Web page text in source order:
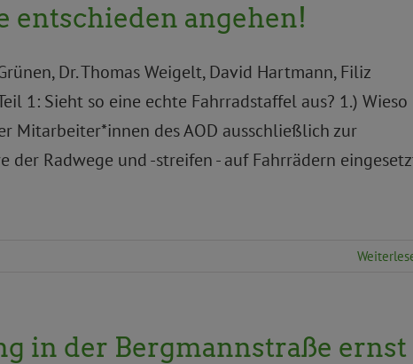
entschieden angehen!
Dr. Thomas Weigelt, David Hartmann, Filiz
1: Sieht so eine echte Fahrradstaffel aus? 1.) Wieso
Mitarbeiter*innen des AOD ausschließlich zur
der Radwege und -streifen - auf Fahrrädern
in der Bergmannstraße ernst